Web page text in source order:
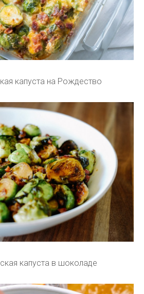
капуста на Рождество
капуста в шоколаде